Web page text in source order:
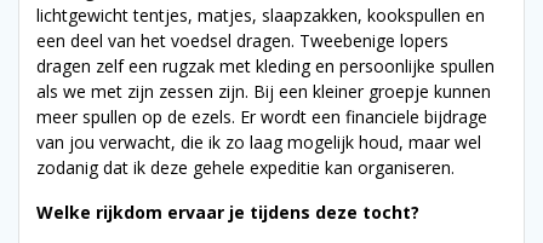
lichtgewicht tentjes, matjes, slaapzakken, kookspullen en
een deel van het voedsel dragen. Tweebenige lopers
dragen zelf een rugzak met kleding en persoonlijke spullen
als we met zijn zessen zijn. Bij een kleiner groepje kunnen
meer spullen op de ezels. Er wordt een financiele bijdrage
van jou verwacht, die ik zo laag mogelijk houd, maar wel
zodanig dat ik deze gehele expeditie kan organiseren.
Welke rijkdom ervaar je tijdens deze tocht?